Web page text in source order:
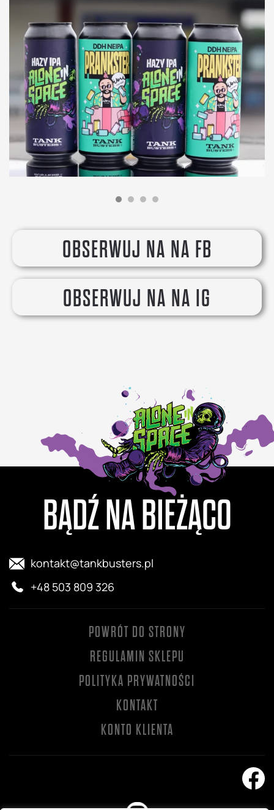
OBSERWUJ NA NA FB
OBSERWUJ NA NA IG
BĄDŹ NA BIEŻĄCO
kontakt@tankbusters.pl
+48 503 809 326
POWRÓT DO STRONY
REGULAMIN SKLEPU
POLITYKA PRYWATNOŚCI
KONTAKT
KONTO KLIENTA